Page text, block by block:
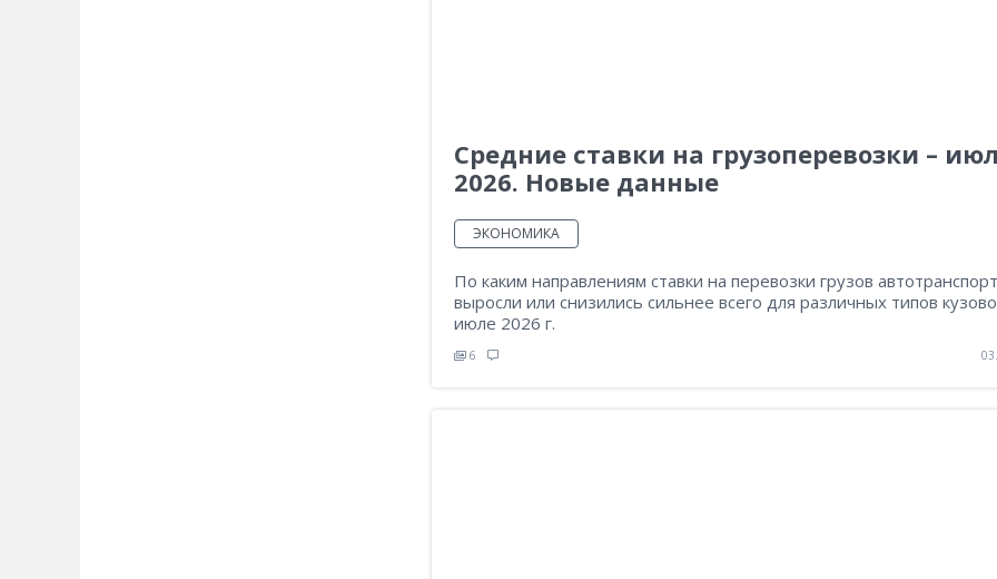
Средние ставки на грузоперевозки –
2026. Новые данные
ЭКОНОМИКА
По каким направлениям ставки на перевозки грузов
выросли или снизились сильнее всего для различных типов
июле 2026 г.
6